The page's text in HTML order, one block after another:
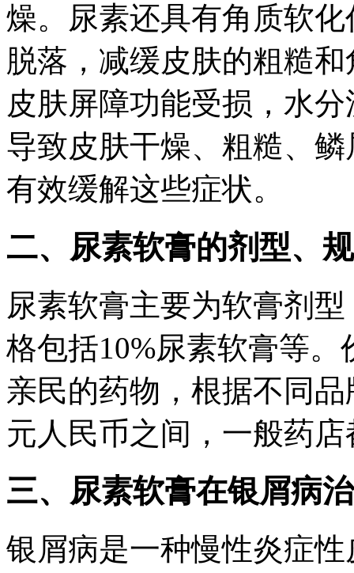
燥。尿素还具有角质软
脱落，减缓皮肤的粗糙
皮肤屏障功能受损，水
导致皮肤干燥、粗糙、
有效缓解这些症状。
二、尿素软膏的剂型、
尿素软膏主要为软膏剂
格包括10%尿素软膏等
亲民的药物，根据不同
元人民币之间，一般药
三、尿素软膏在银屑病
银屑病是一种慢性炎症